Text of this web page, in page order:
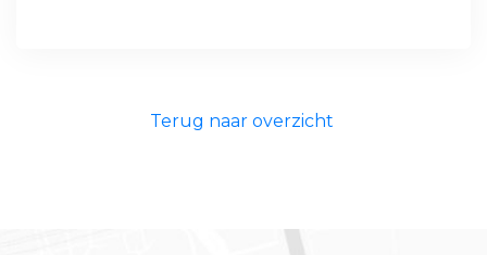
Terug naar overzicht